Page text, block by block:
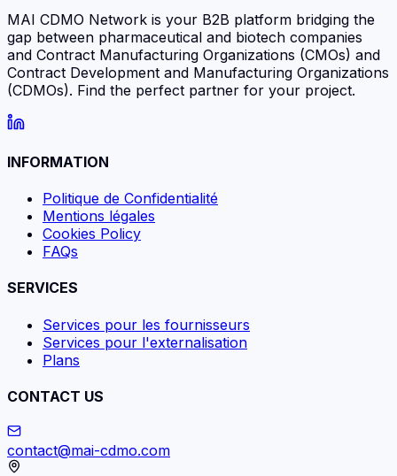
MAI CDMO Network is your B2B platform bridging the
gap between pharmaceutical and biotech companies
and Contract Manufacturing Organizations (CMOs) and
Contract Development and Manufacturing Organizations
(CDMOs). Find the perfect partner for your project.
INFORMATION
Politique de Confidentialité
Mentions légales
Cookies Policy
FAQs
SERVICES
Services pour les fournisseurs
Services pour l'externalisation
Plans
CONTACT US
contact@mai-cdmo.com